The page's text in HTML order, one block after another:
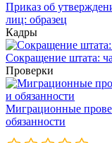
Приказ об
лиц: образец
Кадры
Сокращение штата:
Проверки
Миграционные
обязанности